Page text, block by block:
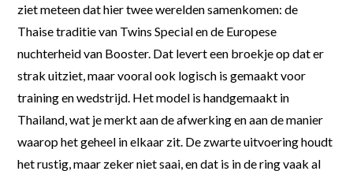
ziet meteen dat hier twee werelden samenkomen: de
Thaise traditie van Twins Special en de Europese
nuchterheid van Booster. Dat levert een broekje op dat er
strak uitziet, maar vooral ook logisch is gemaakt voor
training en wedstrijd. Het model is handgemaakt in
Thailand, wat je merkt aan de afwerking en aan de manier
waarop het geheel in elkaar zit. De zwarte uitvoering houdt
het rustig, maar zeker niet saai, en dat is in de ring vaak al